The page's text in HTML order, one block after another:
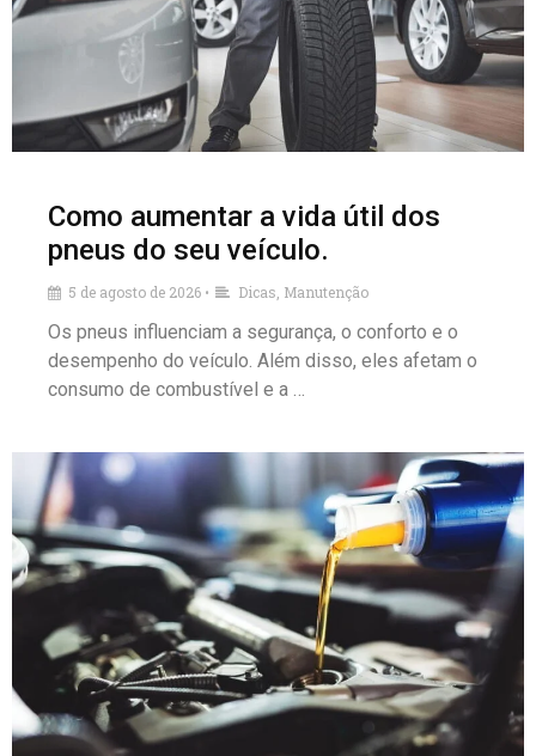
Como aumentar a vida útil dos
pneus do seu veículo.
5 de agosto de 2026 • Dicas Manutenção
Os pneus influenciam a segurança, o conforto e o
desempenho do veículo. Além disso, eles afetam o
consumo de combustível e a …